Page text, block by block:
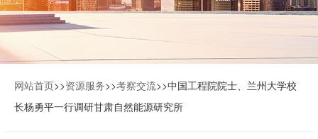
网站首页>>资源服务>>考察交流>>中国工程院院士、兰州大学校
长杨勇平一行调研甘肃自然能源研究所